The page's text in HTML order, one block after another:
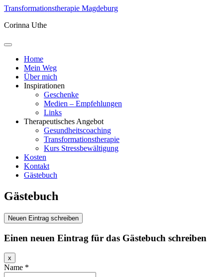
Transformationstherapie Magdeburg
Corinna Uthe
Home
Mein Weg
Über mich
Inspirationen
Geschenke
Medien – Empfehlungen
Links
Therapeutisches Angebot
Gesundheitscoaching
Transformationstherapie
Kurs Stressbewältigung
Kosten
Kontakt
Gästebuch
Gästebuch
Einen neuen Eintrag für das Gästebuch schreiben
x
Formular
ausblenden
Name *